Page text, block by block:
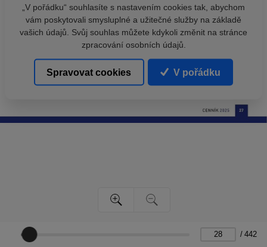
/ 442
„V pořádku“ souhlasíte s nastavením cookies tak, abychom
vám poskytovali smysluplné a užitečné služby na základě
vašich údajů. Svůj souhlas můžete kdykoli změnit na stránce
zpracování osobních údajů.
Spravovat cookies V pořádku